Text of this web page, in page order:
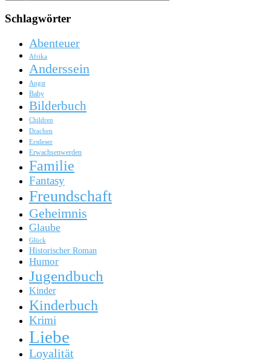
gibt
Schlagwörter
Abenteuer
Afrika
Anderssein
Angst
Baby
Bilderbuch
Children
Drachen
Erstleser
Erwachsenwerden
Familie
Fantasy
Freundschaft
Geheimnis
Glaube
Glück
Historischer Roman
Humor
Jugendbuch
Kinder
Kinderbuch
Krimi
Liebe
Loyalität